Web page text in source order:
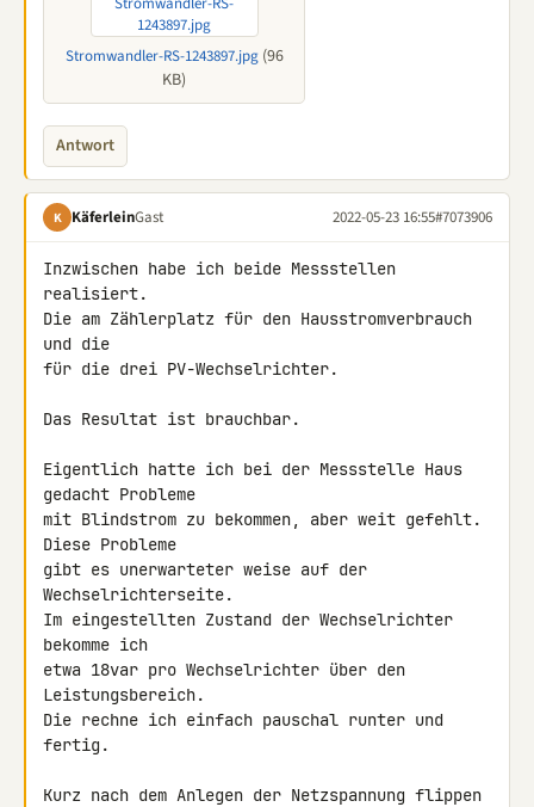
Stromwandler-RS-1243897.jpg(96
KB)
Antwort
K KäferleinGast 2022-05-23 16:55#7073906
Inzwischen habe ich beide Messstellen
realisiert.
Die am Zählerplatz für den Hausstromverbrauch
und die
für die drei PV-Wechselrichter.
Das Resultat ist brauchbar.
Eigentlich hatte ich bei der Messstelle Haus
gedacht Probleme
mit Blindstrom zu bekommen, aber weit gefehlt.
Diese Probleme
gibt es unerwarteter weise auf der
Wechselrichterseite.
Im eingestellten Zustand der Wechselrichter
bekomme ich
etwa 18var pro Wechselrichter über den
Leistungsbereich.
Die rechne ich einfach pauschal runter und
fertig.
Kurz nach dem Anlegen der Netzspannung flippen